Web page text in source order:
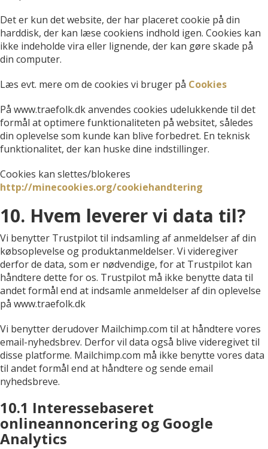
Det er kun det website, der har placeret cookie på din
harddisk, der kan læse cookiens indhold igen. Cookies kan
ikke indeholde vira eller lignende, der kan gøre skade på
din computer.
Læs evt. mere om de cookies vi bruger på Cookies
På www.traefolk.dk anvendes cookies udelukkende til det
formål at optimere funktionaliteten på websitet, således
din oplevelse som kunde kan blive forbedret. En teknisk
funktionalitet, der kan huske dine indstillinger.
Cookies kan slettes/blokeres
http://minecookies.org/cookiehandtering
10. Hvem leverer vi data til?
Vi benytter Trustpilot til indsamling af anmeldelser af din
købsoplevelse og produktanmeldelser. Vi videregiver
derfor de data, som er nødvendige, for at Trustpilot kan
håndtere dette for os. Trustpilot må ikke benytte data til
andet formål end at indsamle anmeldelser af din oplevelse
på www.traefolk.dk
Vi benytter derudover Mailchimp.com til at håndtere vores
email-nyhedsbrev. Derfor vil data også blive videregivet til
disse platforme. Mailchimp.com må ikke benytte vores data
til andet formål end at håndtere og sende email
nyhedsbreve.
10.1 Interessebaseret
onlineannoncering og Google
Analytics